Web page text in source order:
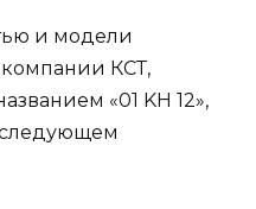
и модели
компании КСТ,
«01 KH 12»,
следующем